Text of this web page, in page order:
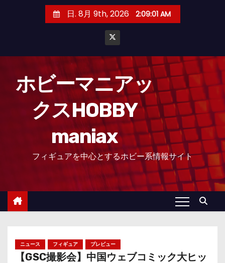
日. 8月 9th, 2026 2:09:02 AM
ホビーマニアッ
クスHOBBY
maniax
フィギュアを中心とするホビー系情報サイト
ニュース フィギュア プレビュー
【GSC撮影会】中国ウェブコミック大ヒッ